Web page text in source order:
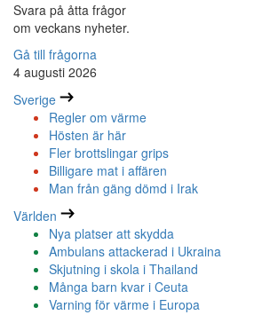
Svara på åtta frågor
om veckans nyheter.
Gå till frågorna
4 augusti 2026
Sverige
Regler om värme
Hösten är här
Fler brottslingar grips
Billigare mat i affären
Man från gäng dömd i Irak
Världen
Nya platser att skydda
Ambulans attackerad i Ukraina
Skjutning i skola i Thailand
Många barn kvar i Ceuta
Varning för värme i Europa